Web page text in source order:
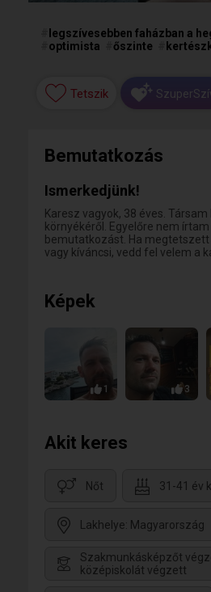
legszívesebben faházban a
optimista őszinte
Tetszik
Bemutatkozás
Ismerkedjünk!
Karesz vagyok, 38 éves.
környékéről. Egyelőre nem
bemutatkozást. Ha
vagy kíváncsi, vedd fel velem a
Képek
1 3
Akit keres
Nőt 31-41 év
Lakhelye: Magyarország
Szakmunkásképzőt
középiskolát végzett